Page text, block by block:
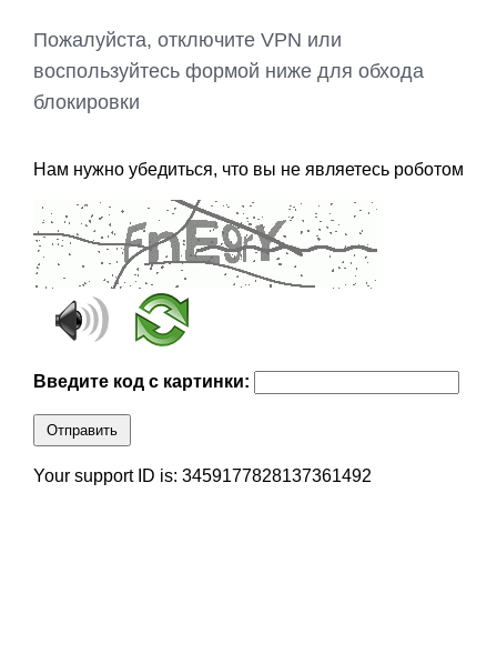
Пожалуйста, отключите VPN или
воспользуйтесь формой ниже для обхода
блокировки
Нам нужно убедиться, что вы не являетесь роботом
Введите код с картинки:
Отправить
Your support ID is: 3459177828137361492